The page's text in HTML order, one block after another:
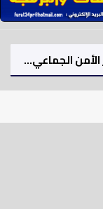
البحرين: اتفاقية مكة للدفاع المشترك تعزز الأمن الجماعي لدول الخليج